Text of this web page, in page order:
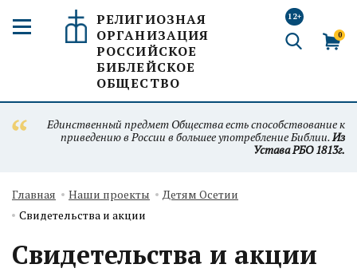
РЕЛИГИОЗНАЯ
ОРГАНИЗАЦИЯ
РОССИЙСКОЕ
БИБЛЕЙСКОЕ
ОБЩЕСТВО
12+
0
Единственный предмет Общества есть способствование к
приведению в России в большее употребление Библии.Из
Устава РБО 1813г.
Главная Наши проекты
Детям Осетии
Свидетельства и акции
Свидетельства и акции